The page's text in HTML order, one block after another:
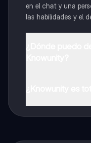
en el chat y una
las habilidades y el